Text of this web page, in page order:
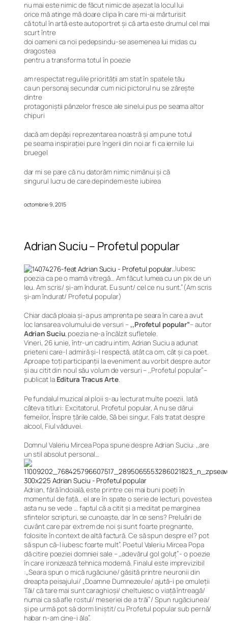
nu mai este nimic de făcut nimic de aşezat la locul lui
orice mă atinge mă doare clipa în care mi-ai mărturisit
că totul în artă este autoportret şi că arta este drumul cel mai
scurt între
doi oameni ca noi pedepsindu-se asemenea lui midas cu
dragostea
pentru a transforma totul în poezie
am respectat regulile priorităţii am stat în spatele tău
ca un personaj secundar cum nici pictorul nu se zăreşte
dintre
protagoniştii pânzelor fresce ale sinelui pus pe seama altor
chipuri
dacă am depăşi reprezentarea noastră şi am pune totul
pe seama inspiraţiei pure îngerii din noi ar fi ca iernile lui
bruegel
dar mi se pare că nu datorăm nimic nimănui şi că
singurul lucru de care depindem este iubirea
octombrie 9, 2015
Adrian Suciu – Profetul popular
,,Iubesc
poezia ca pe o mamă vitregă… Am făcut lumea cu un pix de un
leu. Am scris/ și-am îndurat. Eu sunt/ cel ce nu sunt.”(Am scris
și-am îndurat/ Profetul popular)
Chiar dacă ploaia și-a pus amprenta pe seara în care a avut
loc lansarea volumului de versuri –,,Profetul popular”– autor
Adrian Suciu, poezia ne-a încălzit sufletele.
Vineri, 26 iunie, într-un cadru intim, Adrian Suciu a adunat
prieteni care-l admiră și-l respectă, atât ca om, cât și ca poet.
Aproape toți participanții la eveniment au vorbit despre autor
și au citit din noul său volum de versuri –,,Profetul popular”–
publicat la Editura Tracus Arte.
Pe fundalul muzical al ploii s-au lecturat multe poezii. Iată
câteva titluri: Excitatorul, Profetul popular, A nu se dărui
femeilor, Înspre țările calde, Să bei singur, Fals tratat despre
alcool, Fiul văduvei.
Domnul Valeriu Mircea Popa spune despre Adrian Suciu: ,,are
un stil absolut personal…
Adrian, fără îndoială, este printre cei mai buni poeți în
momentul de față… el are în spate o serie de lecturi, povestea
asta nu se vede … faptul că a citit și a meditat pe marginea
sfintelor scripturi, se cunoaște, dar în ce sens? Preluări de
cuvânt care par extrem de noi și sunt foarte pregnante,
folosite în context de altă factură. Ce să spun despre el? pot
să spun că-l iubesc foarte mult”. Poetul Valeriu Mircea Popa
dă citire poeziei domniei sale– ,,adevărul gol goluț”- o poezie
în care ironizează tehnica modernă. Finalul este imprevizibil
:,,Seara spun o mică rugăciune/ găsită printre neuronii din
dreapta peisajului/ „Doamne Dumnezeule/ ajută-i pe omuleții
Tăi/ că tare mai sunt caraghioși/ cheltuiesc o viață întreagă/
numai ca să afle rostul/ meseriei de a trăi”/ Spun rugăciunea/
și pe urmă pot să dorm liniștit/ cu Profetul popular sub pernă/
habar n-am cine-i ăla”.